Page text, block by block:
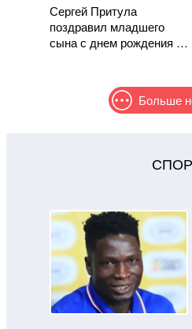
Сергей Притула
поздравил младшего
сына с днем ​​рождения и
Больше